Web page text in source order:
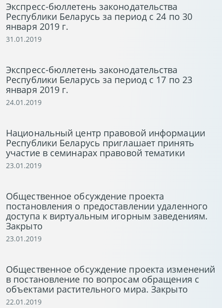
Экспресс-бюллетень законодательства
Республики Беларусь за период с 24 по 30
января 2019 г.
31.01.2019
Экспресс-бюллетень законодательства
Республики Беларусь за период с 17 по 23
января 2019 г.
24.01.2019
Национальный центр правовой информации
Республики Беларусь приглашает принять
участие в семинарах правовой тематики
23.01.2019
Общественное обсуждение проекта
постановления о предоставлении удаленного
доступа к виртуальным игорным заведениям.
Закрыто
23.01.2019
Общественное обсуждение проекта изменений
в постановление по вопросам обращения с
объектами растительного мира. Закрыто
22.01.2019